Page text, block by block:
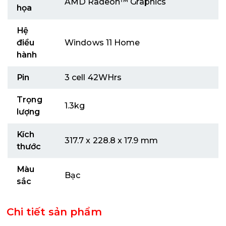
họa
Hệ
điều
hành
Windows 11 Home
Pin 3 cell 42WHrs
Trọng
lượng
1.3kg
Kích
thước
317.7 x 228.8 x 17.9 mm
Màu
sắc
Bạc
Chi tiết sản phẩm